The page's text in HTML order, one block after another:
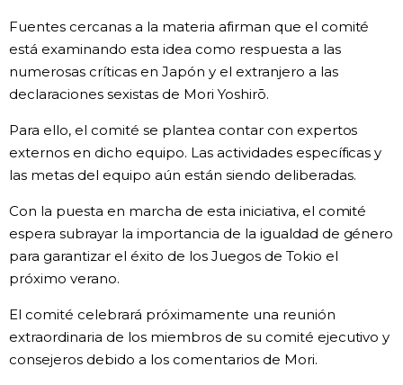
Vídeos e imágenes
En profundidad
Noticias
Datos de Japón
Fragmentos de Japón
official SNS
Fuentes cercanas a la materia afirman que el comité
está examinando esta idea como respuesta a las
numerosas críticas en Japón y el extranjero a las
declaraciones sexistas de Mori Yoshirō.
Para ello, el comité se plantea contar con expertos
externos en dicho equipo. Las actividades específicas y
las metas del equipo aún están siendo deliberadas.
Con la puesta en marcha de esta iniciativa, el comité
espera subrayar la importancia de la igualdad de género
para garantizar el éxito de los Juegos de Tokio el
próximo verano.
El comité celebrará próximamente una reunión
extraordinaria de los miembros de su comité ejecutivo y
consejeros debido a los comentarios de Mori.